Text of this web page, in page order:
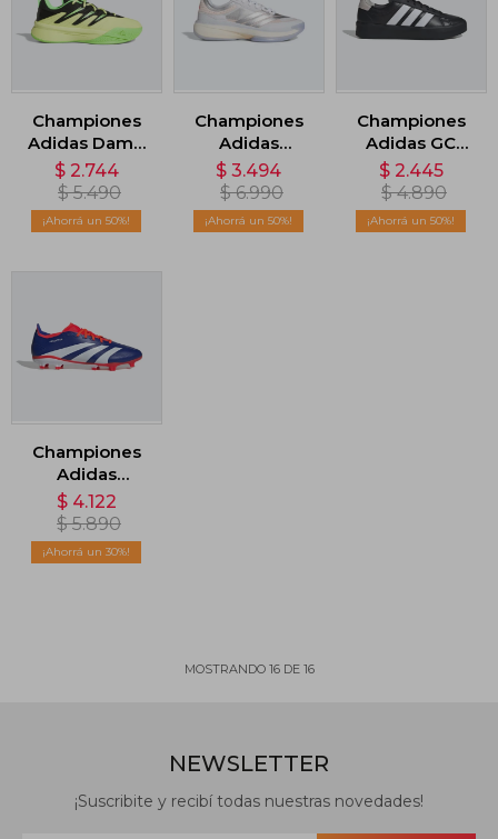
Championes
Adidas Dame
Certified 3 -
Verde
$ 2.744
$ 5.490
50
Championes
Adidas
Adizero Select
3.0 - Gris
$ 3.494
$ 6.990
50
Championes
Adidas GC
Disrupt -
Negro
$ 2.445
$ 4.890
50
Championes
Adidas
League FG -
Azul
$ 4.122
$ 5.890
30
MOSTRANDO 16DE 16
NEWSLETTER
¡Suscribite y recibí todas nuestras novedades!